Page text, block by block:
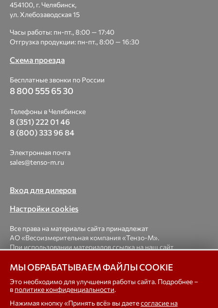
454100, г. Челябинск,
ул. Хлебозаводская 15
Часы работы: пн-пт., 8:00 — 17:40
Отгрузка продукции: пн-пт., 8:00 — 16:30
Схема проезда
Бесплатные звонки по России
8 800 555 65 30
Телефоны в Челябинске
8 (351) 222 01 46
8 (800) 333 96 84
Электронная почта
sales@tenso-m.ru
Вход для дилеров
Настройки cookies
Все права на материалы сайта принадлежат
АО «Весоизмерительная компания «Тензо-М».
При использовании материалов ссылка на наш сайт
© 1998-2026 Весоизмерительная компания «Тензо-М» —
платформенные, крановые, вагонные, бункерные,
автомобильные весы, весовые дозаторы для фасовки,
МЫ ОБРАБАТЫВАЕМ ФАЙЛЫ COOKIE
Это необходимо для улучшения работы сайта. Подробнее –
в политике конфиденциальности.
Нажимая кнопку «Принять всё» вы даетесогласие на